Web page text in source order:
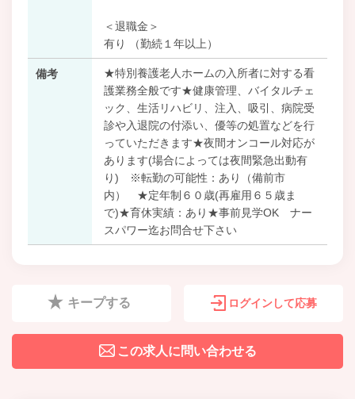
＜退職金＞
有り （勤続１年以上）
備考
★特別養護老人ホームの入所者に対する看
護業務全般です★健康管理、バイタルチェ
ック、生活リハビリ、注入、吸引、病院受
診や入退院の付添い、優等の処置などを行
っていただきます★夜間オンコール対応が
あります(場合によっては夜間緊急出動有
り) ※転勤の可能性：あり（備前市
内） ★定年制６０歳(再雇用６５歳ま
で)★育休実績：あり★事前見学OK ナー
スパワー迄お問合せ下さい
キープする ログインして応募
この求人に問い合わせる